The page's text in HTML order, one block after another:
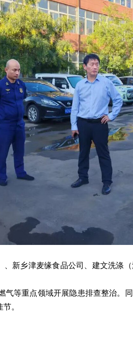
新乡津麦缘食品公司、建文洗涤
等重点领域开展隐患排查整治。
。